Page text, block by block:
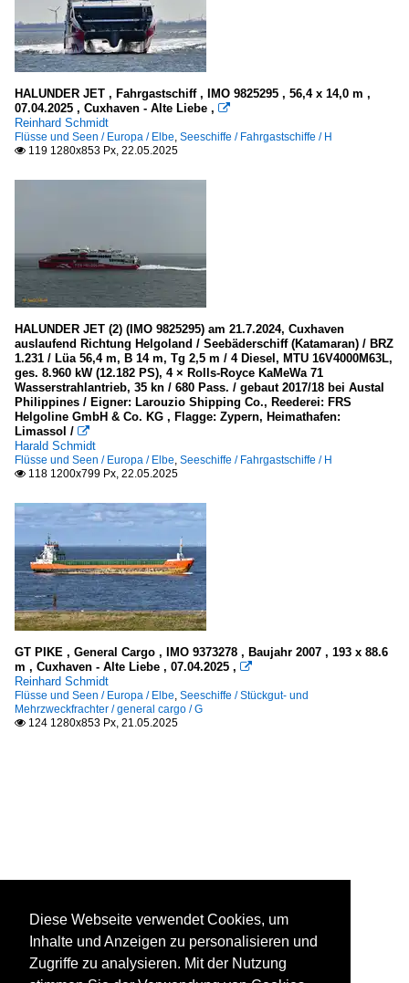
HALUNDER JET , Fahrgastschiff , IMO 9825295 , 56,4 x 14,0 m ,
07.04.2025 , Cuxhaven - Alte Liebe , 
Reinhard Schmidt
Flüsse und Seen / Europa / Elbe, Seeschiffe / Fahrgastschiffe / H
 119 1280x853 Px, 22.05.2025
HALUNDER JET (2) (IMO 9825295) am 21.7.2024, Cuxhaven
auslaufend Richtung Helgoland / Seebäderschiff (Katamaran) / BRZ
1.231 / Lüa 56,4 m, B 14 m, Tg 2,5 m / 4 Diesel, MTU 16V4000M63L,
ges. 8.960 kW (12.182 PS), 4 × Rolls-Royce KaMeWa 71
Wasserstrahlantrieb, 35 kn / 680 Pass. / gebaut 2017/18 bei Austal
Philippines / Eigner: Larouzio Shipping Co., Reederei: FRS
Helgoline GmbH & Co. KG , Flagge: Zypern, Heimathafen:
Limassol / 
Harald Schmidt
Flüsse und Seen / Europa / Elbe, Seeschiffe / Fahrgastschiffe / H
 118 1200x799 Px, 22.05.2025
GT PIKE , General Cargo , IMO 9373278 , Baujahr 2007 , 193 x 88.6
m , Cuxhaven - Alte Liebe , 07.04.2025 , 
Reinhard Schmidt
Flüsse und Seen / Europa / Elbe, Seeschiffe / Stückgut- und
Mehrzweckfrachter / general cargo / G
 124 1280x853 Px, 21.05.2025
Diese Webseite verwendet Cookies, um
Inhalte und Anzeigen zu personalisieren und
Zugriffe zu analysieren. Mit der Nutzung